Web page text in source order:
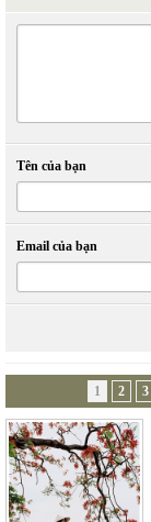
Tên của bạn
Email của bạn
1 2 3